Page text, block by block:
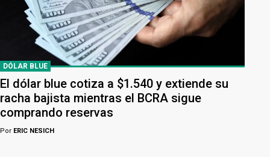
DÓLAR BLUE
El dólar blue cotiza a $1.540 y extiende su
racha bajista mientras el BCRA sigue
comprando reservas
Por ERIC NESICH